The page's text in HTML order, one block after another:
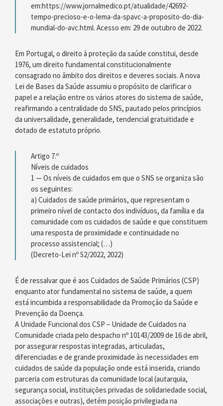
em:https://www.jornalmedico.pt/atualidade/42692-
tempo-precioso-e-o-lema-da-spavc-a-proposito-do-dia-
mundial-do-avc.html. Acesso em: 29 de outubro de 2022.
Em Portugal, o direito à proteção da saúde constitui, desde
1976, um direito fundamental constitucionalmente
consagrado no âmbito dos direitos e deveres sociais. A nova
Lei de Bases da Saúde assumiu o propósito de clarificar o
papel e a relação entre os vários atores do sistema de saúde,
reafirmando a centralidade do SNS, pautado pelos princípios
da universalidade, generalidade, tendencial gratuitidade e
dotado de estatuto próprio.
Artigo 7.º
Níveis de cuidados
1 — Os níveis de cuidados em que o SNS se organiza são
os seguintes:
a) Cuidados de saúde primários, que representam o
primeiro nível de contacto dos indivíduos, da família e da
comunidade com os cuidados de saúde e que constituem
uma resposta de proximidade e continuidade no
processo assistencial; (…)
(Decreto-Lei nº 52/2022, 2022)
É de ressalvar que é aos Cuidados de Saúde Primários (CSP)
enquanto ator fundamental no sistema de saúde, a quem
está incumbida a responsabilidade da Promoção da Saúde e
Prevenção da Doença.
A Unidade Funcional dos CSP – Unidade de Cuidados na
Comunidade criada pelo despacho nº 10143/2009 de 16 de abril,
por assegurar respostas integradas, articuladas,
diferenciadas e de grande proximidade às necessidades em
cuidados de saúde da população onde está inserida, criando
parceria com estruturas da comunidade local (autarquia,
segurança social, instituições privadas de solidariedade social,
associações e outras), detém posição privilegiada na